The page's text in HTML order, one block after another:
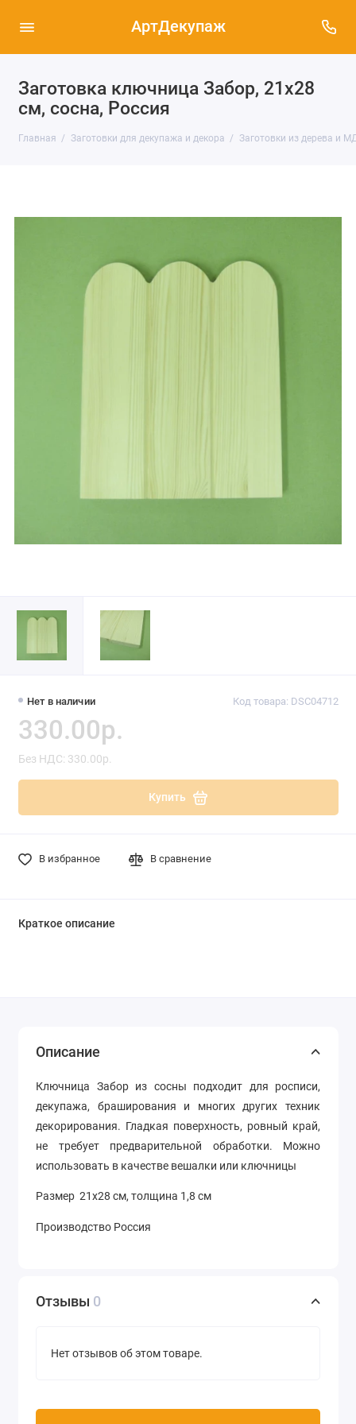
АртДекупаж
Заготовка ключница Забор, 21х28
см, сосна, Россия
Главная Заготовки для декупажа и декора Заготовки из дерева и
Нет в наличии Код товара: DSC04712
330.00р.
Без НДС: 330.00р.
Купить
В избранное В сравнение
Краткое описание
Описание
Ключница Забор из сосны подходит для росписи,
декупажа, браширования и многих других техник
декорирования. Гладкая поверхность, ровный край,
не требует предварительной обработки. Можно
использовать в качестве вешалки или ключницы
Размер 21х28 см, толщина 1,8 см
Производство Россия
Отзывы 0
Нет отзывов об этом товаре.